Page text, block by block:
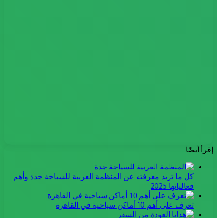
إقرأ أيضًا
كل ما تريد معرفته عن المنظمة العربية للسياحة جدة وأهم
فعالياتها 2025
تعرف على أهم 10 أماكن سياحية في القاهرة